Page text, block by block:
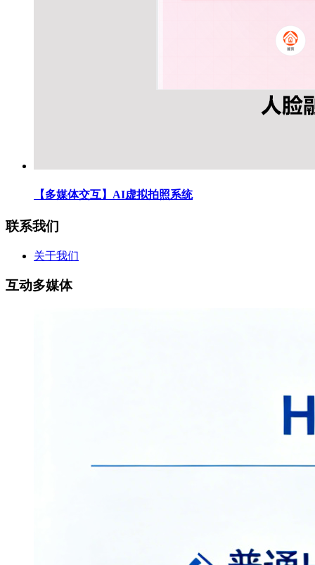
【多媒体交互】AI虚拟拍照系统
联系我们
关于我们
互动多媒体